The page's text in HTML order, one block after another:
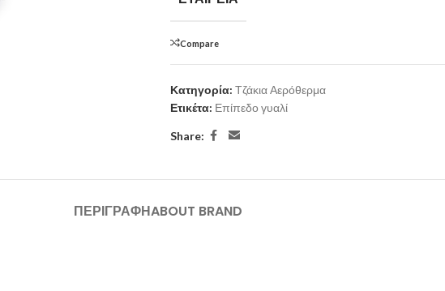
Compare
Κατηγορία: Τζάκια Αερόθερμα
Ετικέτα: Επίπεδο γυαλί
Share:
ΠΕΡΙΓΡΑΦΉABOUT BRAND